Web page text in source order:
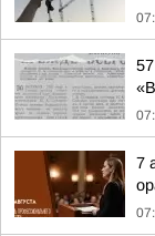
7